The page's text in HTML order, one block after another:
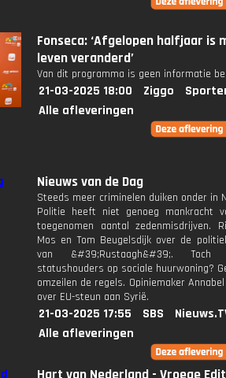
Fonseca: ‘Afgelopen halfjaar is
leven veranderd’
Van dit programma is geen informatie
21-03-2025 18:00 Ziggo
Alle afleveringen
Nieuws van de Dag
Steeds meer criminelen duiken onder in
Politie heeft niet genoeg mankracht
toegenomen aantal zedenmisdrijven.
Mos en Tom Beugelsdijk over de
van &#39;Rustaagh&#39;. Toch
statushouders op sociale huurwoning?
omzeilen de regels. Opiniemaker
over EU-steun aan Syrië.
21-03-2025 17:55 SBS
Alle afleveringen